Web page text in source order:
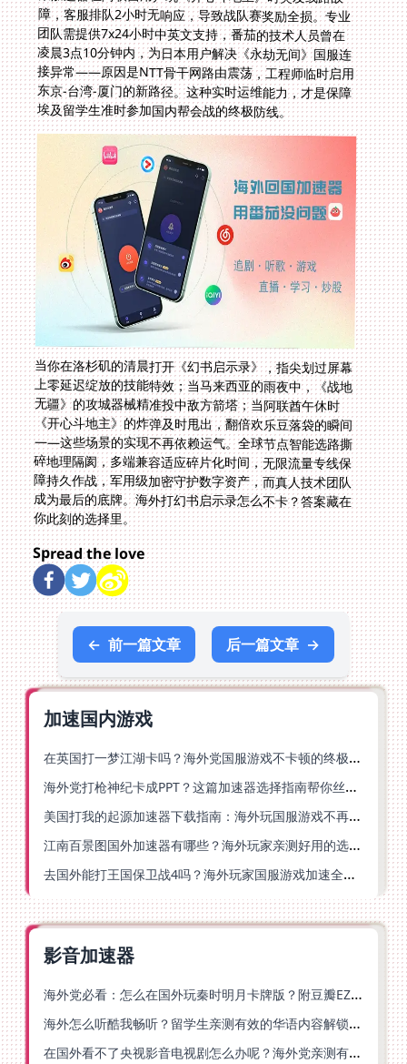
埃及留学生准时参加国内帮会战的终极防线。
当你在洛杉矶的清晨打开《幻书启示录》，指尖划过屏幕
上零延迟绽放的技能特效；当马来西亚的雨夜中，《战地
无疆》的攻城器械精准投中敌方箭塔；当阿联酋午休时
《开心斗地主》的炸弹及时甩出，翻倍欢乐豆落袋的瞬间
——这些场景的实现不再依赖运气。全球节点智能选路撕
碎地理隔阂，多端兼容适应碎片化时间，无限流量专线保
障持久作战，军用级加密守护数字资产，而真人技术团队
成为最后的底牌。海外打幻书启示录怎么不卡？答案藏在
你此刻的选择里。
Spread the love
← 前一篇文章 后一篇文章 →
加速国内游戏
在英国打一梦江湖卡吗？海外党国服游戏不卡顿的终极解法
海外党打枪神纪卡成PPT？这篇加速器选择指南帮你丝滑上分
美国打我的起源加速器下载指南：海外玩国服游戏不再卡的终极方案
江南百景图国外加速器有哪些？海外玩家亲测好用的选择与避坑指南
去国外能打王国保卫战4吗？海外玩家国服游戏加速全攻略（附公主连结幻想江湖实测）
影音加速器
海外党必看：怎么在国外玩秦时明月卡牌版？附豆瓣EZCast地区限制破解法
海外怎么听酷我畅听？留学生亲测有效的华语内容解锁指南
在国外看不了央视影音电视剧怎么办呢？海外党亲测有效的回国加速方案